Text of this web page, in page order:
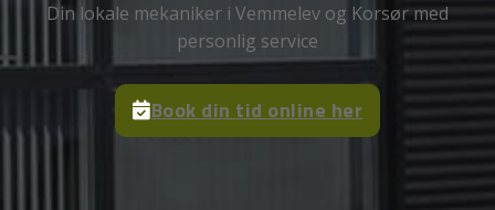
Din lokale mekaniker i Vemmelev og Korsør med
personlig service
Book din tid online her